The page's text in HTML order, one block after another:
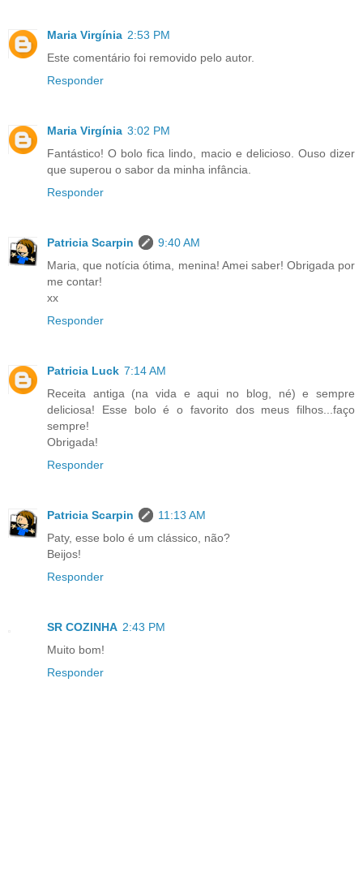
Maria Virgínia 2:53 PM
Este comentário foi removido pelo autor.
Responder
Maria Virgínia 3:02 PM
Fantástico! O bolo fica lindo, macio e delicioso. Ouso dizer
que superou o sabor da minha infância.
Responder
Patricia Scarpin
9:40 AM
Maria, que notícia ótima, menina! Amei saber! Obrigada por
me contar!
xx
Responder
Patricia Luck 7:14 AM
Receita antiga (na vida e aqui no blog, né) e sempre
deliciosa! Esse bolo é o favorito dos meus filhos...faço
sempre!
Obrigada!
Responder
Patricia Scarpin
11:13 AM
Paty, esse bolo é um clássico, não?
Beijos!
Responder
SR COZINHA 2:43 PM
Muito bom!
Responder